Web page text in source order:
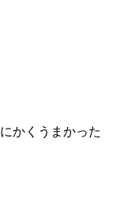
かくうまかった